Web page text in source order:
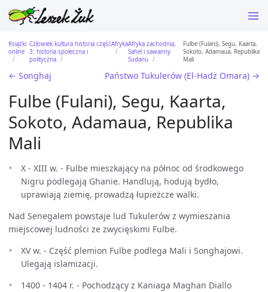
Książki
online
Człowiek kultura historia część
3: historia społeczna i
polityczna
AfrykaAfryka zachodnia,
Sahel i sawanny
Sudanu
Fulbe (Fulani), Segu, Kaarta,
Sokoto, Adamaua, Republika
Mali
← Songhaj Państwo Tukulerów (El-Hadż Omara) →
Fulbe (Fulani), Segu, Kaarta,
Sokoto, Adamaua, Republika
Mali
X - XIII w. - Fulbe mieszkający na północ od środkowego
Nigru podlegają Ghanie. Handlują, hodują bydło,
uprawiają ziemię, prowadzą łupieżcze walki.
Nad Senegalem powstaje lud Tukulerów z wymieszania
miejscowej ludności ze zwycięskimi Fulbe.
XV w. - Część plemion Fulbe podlega Mali i Songhajowi.
Ulegają islamizacji.
1400 - 1404 r. - Pochodzący z Kaniaga Maghan Diallo